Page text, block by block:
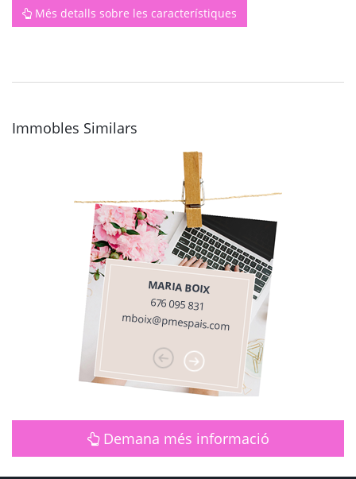
Més detalls sobre les característiques
Immobles Similars
MARIA BOIX
676 095 831
mboix@pmespais.com
Demana més informació